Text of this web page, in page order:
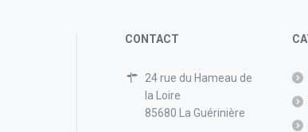
CONTACT
24 rue du Hameau de
la Loire
85680 La Guérinière